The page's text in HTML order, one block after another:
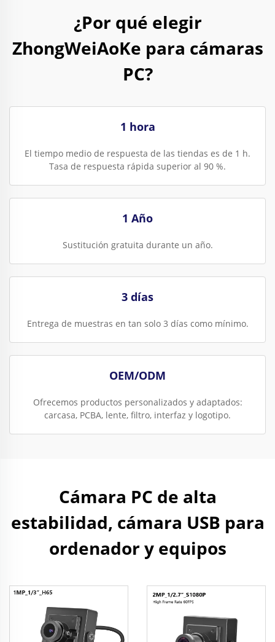
¿Por qué elegir
ZhongWeiAoKe para cámaras
PC?
1 hora
El tiempo medio de respuesta de las tiendas es de 1 h.
Tasa de respuesta rápida superior al 90 %.
1 Año
Sustitución gratuita durante un año.
3 días
Entrega de muestras en tan solo 3 días como mínimo.
OEM/ODM
Ofrecemos productos personalizados y adaptados:
carcasa, PCBA, lente, filtro, interfaz y logotipo.
Cámara PC de alta
estabilidad, cámara USB para
ordenador y equipos